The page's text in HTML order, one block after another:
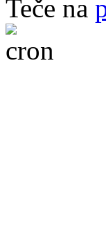
Teče na